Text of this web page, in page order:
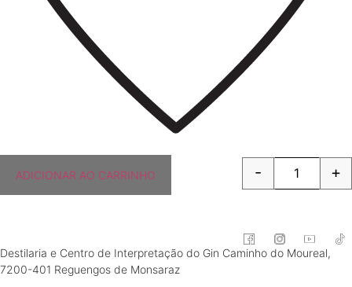
Quantity
- +
ADICIONAR AO CARRINHO
Destilaria e Centro de Interpretação do Gin Caminho do Moureal,
7200-401 Reguengos de Monsaraz